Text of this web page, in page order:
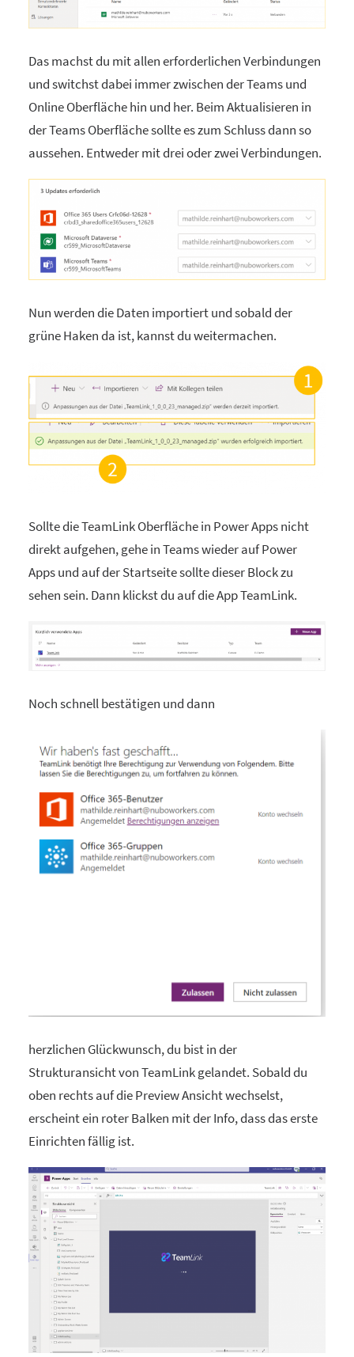
Das machst du mit allen erforderlichen Verbindungen
und switchst dabei immer zwischen der Teams und
Online Oberfläche hin und her. Beim Aktualisieren in
der Teams Oberfläche sollte es zum Schluss dann so
aussehen. Entweder mit drei oder zwei Verbindungen.
Nun werden die Daten importiert und sobald der
grüne Haken da ist, kannst du weitermachen.
Sollte die TeamLink Oberfläche in Power Apps nicht
direkt aufgehen, gehe in Teams wieder auf Power
Apps und auf der Startseite sollte dieser Block zu
sehen sein. Dann klickst du auf die App TeamLink.
Noch schnell bestätigen und dann
herzlichen Glückwunsch, du bist in der
Strukturansicht von TeamLink gelandet. Sobald du
oben rechts auf die Preview Ansicht wechselst,
erscheint ein roter Balken mit der Info, dass das erste
Einrichten fällig ist.